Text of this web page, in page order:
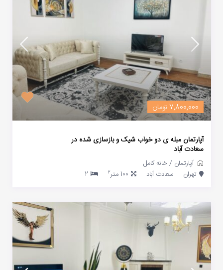
7,800,000 تومان
آپارتمان مبله ی دو خواب شیک و بازسازی شده در
سعادت آباد
آپارتمان /خانه کامل
تهران
سعادت آباد 100 متر 2
2